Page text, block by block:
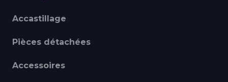
Accastillage
Pièces détachées
Accessoires